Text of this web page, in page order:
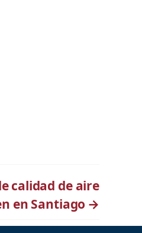
calidad de aire
en Santiago →